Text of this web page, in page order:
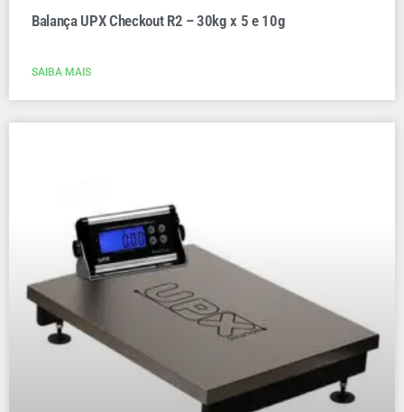
Balança UPX Checkout R2 – 30kg x 5 e 10g
SAIBA MAIS